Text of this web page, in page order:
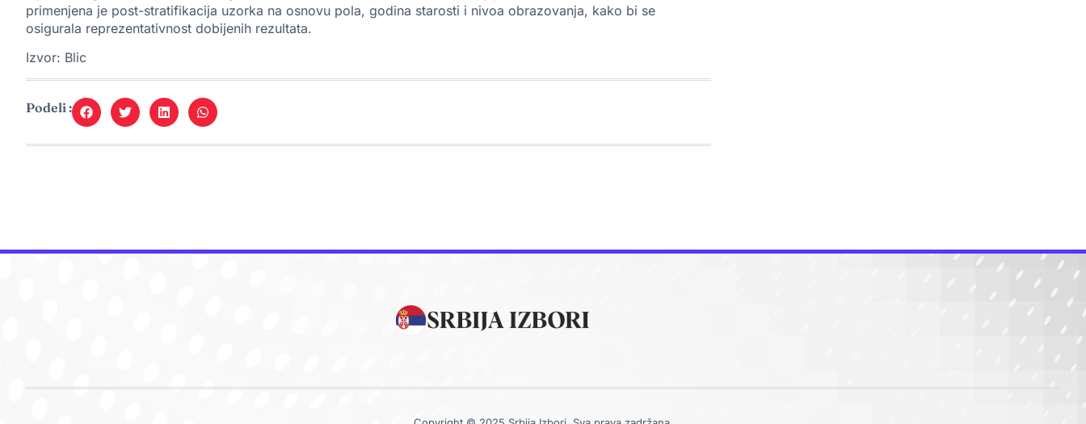
primenjena je post-stratifikacija uzorka na osnovu pola, godina starosti i nivoa obrazovanja, kako bi se
osigurala reprezentativnost dobijenih rezultata.
Izvor: Blic
Podeli :